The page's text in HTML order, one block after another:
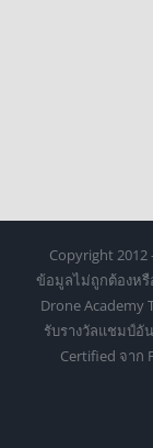
Copyright
ข้อมูลไม่ถูกต้องหรื
Drone Academy
รับรางวัลแชมป์อั
Certified จาก